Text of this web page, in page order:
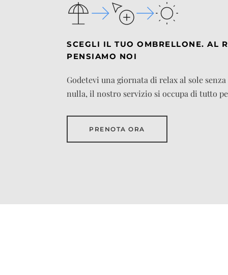
SCEGLI IL TUO OMBRELLONE. AL
PENSIAMO NOI
Godetevi una giornata di relax al sole
nulla, il nostro servizio si occupa di tutto
PRENOTA ORA